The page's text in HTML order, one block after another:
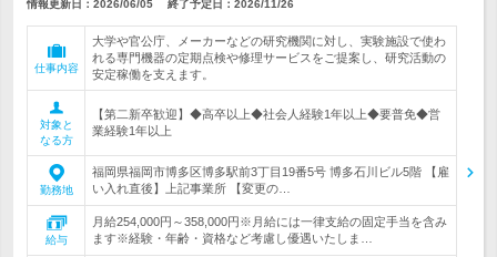
情報更新日：2026/06/05 終了予定日： 2026/11/26
仕事内容
大学や官公庁、メーカーなどの研究機関に対し、実験施設で使わ
れる専門機器の定期点検や修理サービスをご提案し、研究活動の
安定稼働を支えます。
対象と
なる方
【第二新卒歓迎】◆高卒以上◆社会人経験1年以上◆要普免◆営
業経験1年以上
勤務地
福岡県福岡市博多区博多駅前3丁目19番5号 博多石川ビル5階 【雇
い入れ直後】上記事業所 【変更の…
給与
月給254,000円～358,000円※月給には一律支給の固定手当を含み
ます※経験・年齢・資格など考慮し優遇いたしま…